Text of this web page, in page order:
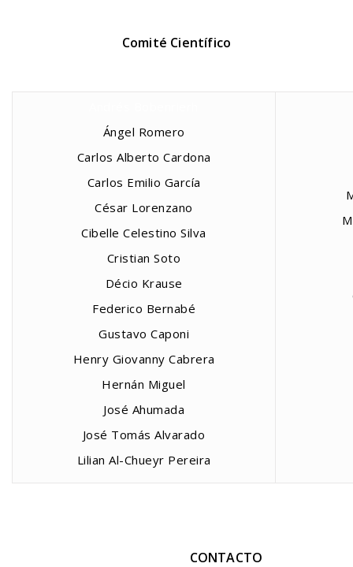
Comité Científico
Ángel Romero
Carlos Alberto Cardona
Carlos Emilio García
César Lorenzano
Cibelle Celestino Silva
Cristian Soto
Décio Krause
Federico Bernabé
Gustavo Caponi
Henry Giovanny Cabrera
Hernán Miguel
José Ahumada
José Tomás Alvarado
Lilian Al-Chueyr Pereira
CONTACTO